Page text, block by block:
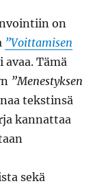
on
”Voittamisen
Tämä
”Menestyksen
tekstinsä
kannattaa
sekä